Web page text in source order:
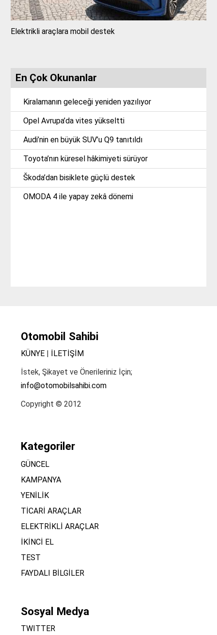
Elektrikli araçlara mobil destek
En Çok Okunanlar
Kiralamanın geleceği yeniden yazılıyor
Opel Avrupa’da vites yükseltti
Audi’nin en büyük SUV’u Q9 tanıtıldı
Toyota’nın küresel hâkimiyeti sürüyor
Škoda’dan bisiklete güçlü destek
OMODA 4 ile yapay zekâ dönemi
Otomobil Sahibi
KÜNYE| İLETİŞİM
İstek, Şikayet ve Önerileriniz İçin;
info@otomobilsahibi.com
Copyright © 2012
Kategoriler
GÜNCEL
KAMPANYA
YENİLİK
TİCARİ ARAÇLAR
ELEKTRİKLİ ARAÇLAR
İKİNCİ EL
TEST
FAYDALI BİLGİLER
Sosyal Medya
TWITTER